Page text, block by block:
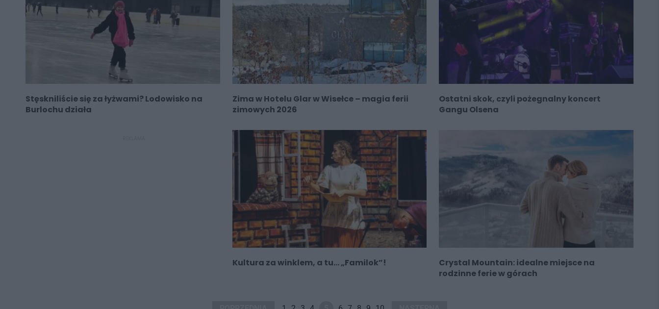
Stęskniliście się za łyżwami? Lodowisko na
Burlochu działa
Zima w Hotelu Glar w Wisełce – magia ferii
zimowych 2026
Ostatni skok, czyli pożegnalny koncert
Gangu Olsena
Kultura za winklem, a tu… „Familok”!
Crystal Mountain: idealne miejsce na
rodzinne ferie w górach